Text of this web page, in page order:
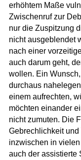
erhöhtem Maße
Zwischenruf zur
nur die Zuspitzung
nicht ausgeblendet
nach einer
auch darum geht,
wollen. Ein
durchaus
einem aufrechten,
möchten einander
nicht zumuten. Die
Gebrechlichkeit
inzwischen in
auch der assistierte